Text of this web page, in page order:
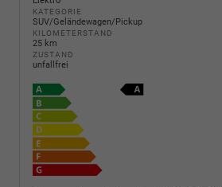
KATEGORIE
SUV/Geländewagen/Pickup
KILOMETERSTAND
25 km
ZUSTAND
unfallfrei